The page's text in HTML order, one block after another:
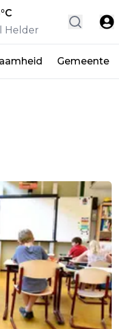
°C
Helder
Gemeente